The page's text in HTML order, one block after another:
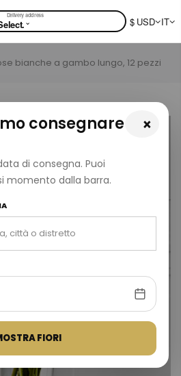
⌄ $ USD IT
×
consegnare
di consegna. Puoi
momento dalla barra.
FIORI
bianche a gambo lungo, 12 pezzi